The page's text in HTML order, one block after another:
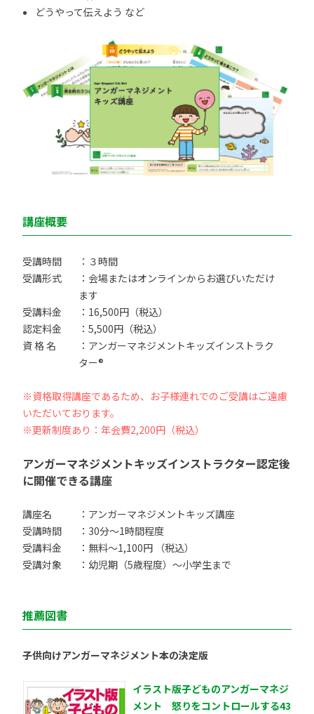
どうやって伝えよう など
講座概要
受講時間
：３時間
受講形式
：会場またはオンラインからお選びいただけ
ます
受講料金
：16,500円（税込）
認定料金
：5,500円（税込）
資 格 名
：アンガーマネジメントキッズインストラク
ター®
※資格取得講座であるため、お子様連れでのご受講はご遠慮
いただいております。
※更新制度あり：年会費2,200円（税込）
アンガーマネジメントキッズインストラクター認定後
に開催できる講座
講座名
：アンガーマネジメントキッズ講座
受講時間
：30分〜1時間程度
受講料金
：無料〜1,100円 （税込）
受講対象
：幼児期（5歳程度）〜小学生まで
推薦図書
子供向けアンガーマネジメント本の決定版
イラスト版子どものアンガーマネジ
メント 怒りをコントロールする43